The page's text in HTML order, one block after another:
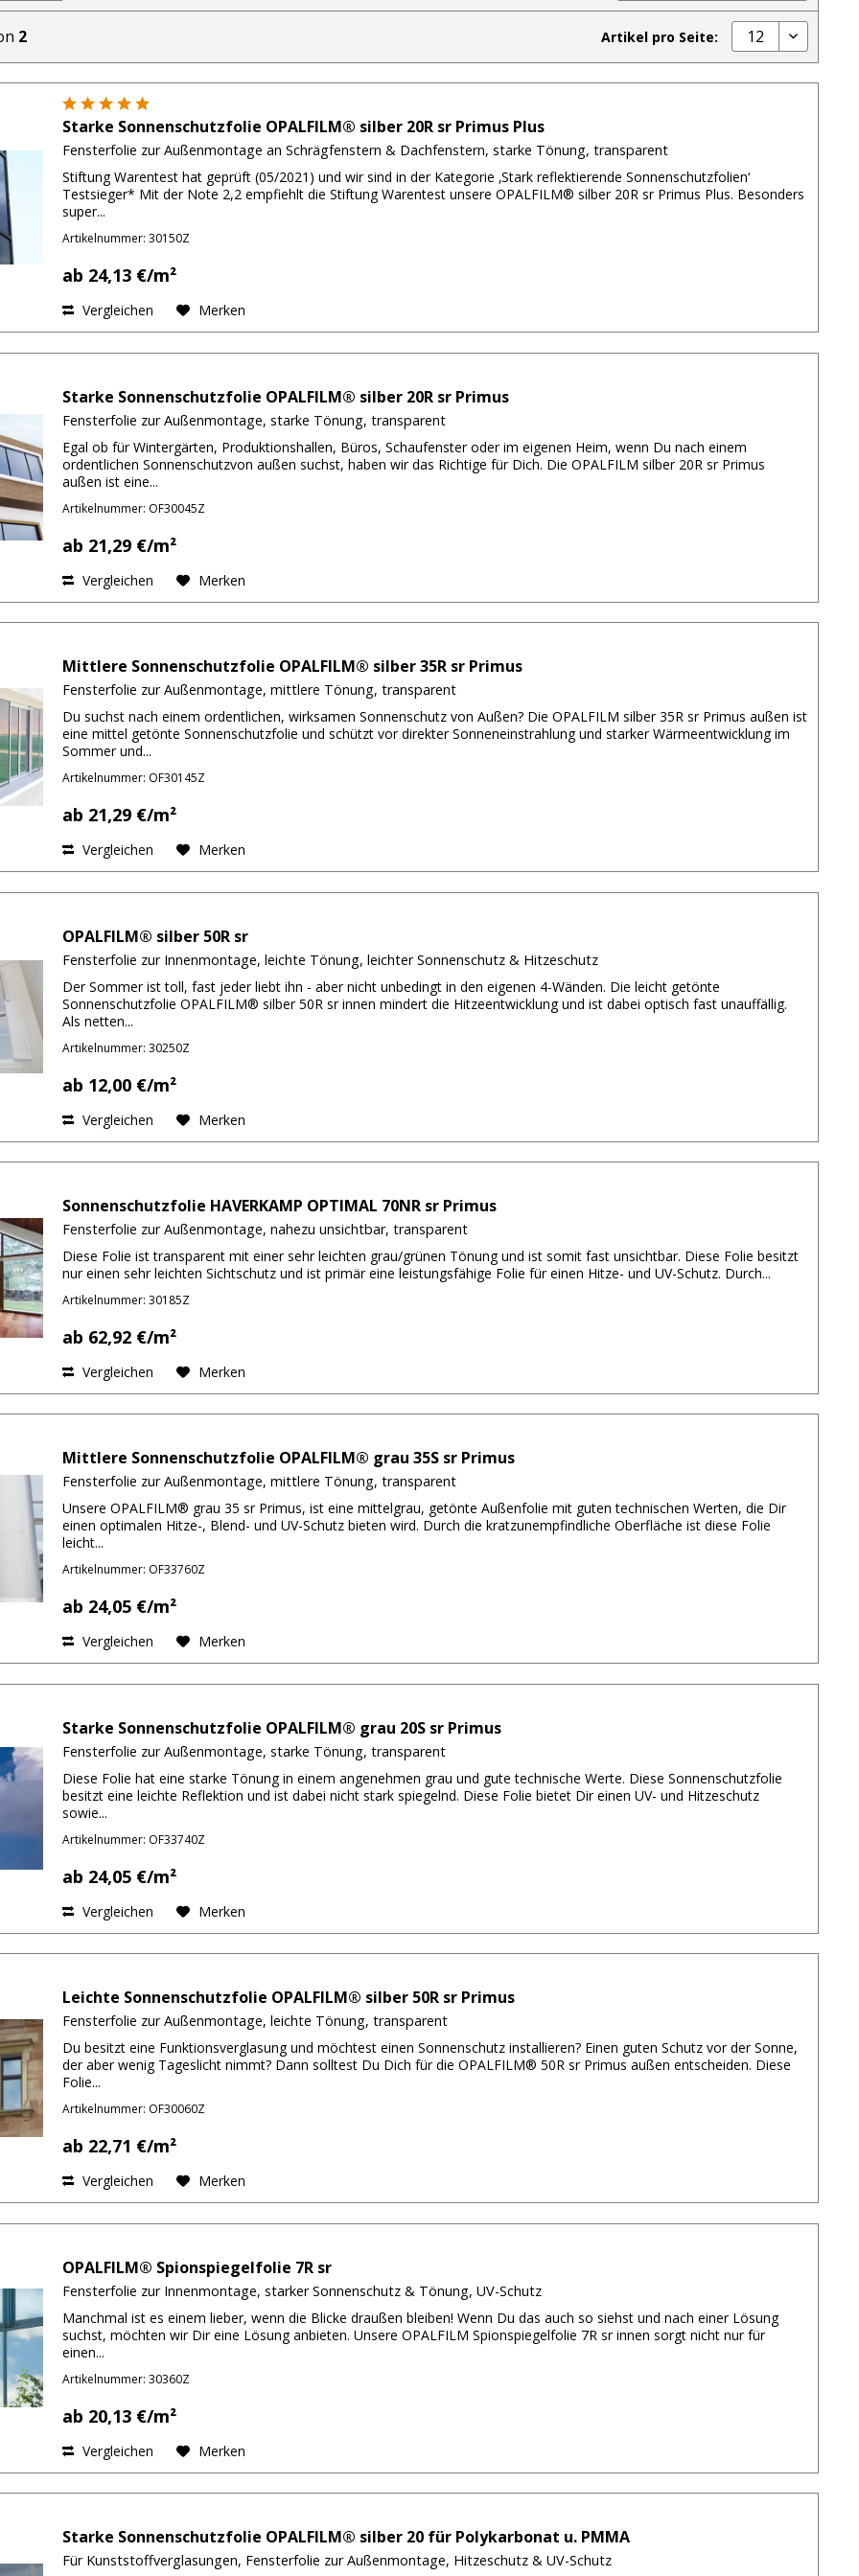
2 Artikel pro Seite: 12
Starke Sonnenschutzfolie OPALFILM® silber 20R sr Primus Plus
Fensterfolie zur Außenmontage an Schrägfenstern & Dachfenstern, starke Tönung, transparent
Stiftung Warentest hat geprüft (05/2021) und wir sind in der Kategorie ‚Stark reflektierende Sonnenschutzfolien‘
Testsieger* Mit der Note 2,2 empfiehlt die Stiftung Warentest unsere OPALFILM® silber 20R sr Primus Plus. Besonders
super...
Artikelnummer: 30150Z
ab 24,13 €/m²
Vergleichen Merken
Starke Sonnenschutzfolie OPALFILM® silber 20R sr Primus
Fensterfolie zur Außenmontage, starke Tönung, transparent
Egal ob für Wintergärten, Produktionshallen, Büros, Schaufenster oder im eigenen Heim, wenn Du nach einem
ordentlichen Sonnenschutzvon außen suchst, haben wir das Richtige für Dich. Die OPALFILM silber 20R sr Primus
außen ist eine...
Artikelnummer: OF30045Z
ab 21,29 €/m²
Vergleichen Merken
Mittlere Sonnenschutzfolie OPALFILM® silber 35R sr Primus
Fensterfolie zur Außenmontage, mittlere Tönung, transparent
Du suchst nach einem ordentlichen, wirksamen Sonnenschutz von Außen? Die OPALFILM silber 35R sr Primus außen ist
eine mittel getönte Sonnenschutzfolie und schützt vor direkter Sonneneinstrahlung und starker Wärmeentwicklung im
Sommer und...
Artikelnummer: OF30145Z
ab 21,29 €/m²
Vergleichen Merken
OPALFILM® silber 50R sr
Fensterfolie zur Innenmontage, leichte Tönung, leichter Sonnenschutz & Hitzeschutz
Der Sommer ist toll, fast jeder liebt ihn - aber nicht unbedingt in den eigenen 4-Wänden. Die leicht getönte
Sonnenschutzfolie OPALFILM® silber 50R sr innen mindert die Hitzeentwicklung und ist dabei optisch fast unauffällig.
Als netten...
Artikelnummer: 30250Z
ab 12,00 €/m²
Vergleichen Merken
Sonnenschutzfolie HAVERKAMP OPTIMAL 70NR sr Primus
Fensterfolie zur Außenmontage, nahezu unsichtbar, transparent
Diese Folie ist transparent mit einer sehr leichten grau/grünen Tönung und ist somit fast unsichtbar. Diese Folie besitzt
nur einen sehr leichten Sichtschutz und ist primär eine leistungsfähige Folie für einen Hitze- und UV-Schutz. Durch...
Artikelnummer: 30185Z
ab 62,92 €/m²
Vergleichen Merken
Mittlere Sonnenschutzfolie OPALFILM® grau 35S sr Primus
Fensterfolie zur Außenmontage, mittlere Tönung, transparent
Unsere OPALFILM® grau 35 sr Primus, ist eine mittelgrau, getönte Außenfolie mit guten technischen Werten, die Dir
einen optimalen Hitze-, Blend- und UV-Schutz bieten wird. Durch die kratzunempfindliche Oberfläche ist diese Folie
leicht...
Artikelnummer: OF33760Z
ab 24,05 €/m²
Vergleichen Merken
Starke Sonnenschutzfolie OPALFILM® grau 20S sr Primus
Fensterfolie zur Außenmontage, starke Tönung, transparent
Diese Folie hat eine starke Tönung in einem angenehmen grau und gute technische Werte. Diese Sonnenschutzfolie
besitzt eine leichte Reflektion und ist dabei nicht stark spiegelnd. Diese Folie bietet Dir einen UV- und Hitzeschutz
sowie...
Artikelnummer: OF33740Z
ab 24,05 €/m²
Vergleichen Merken
Leichte Sonnenschutzfolie OPALFILM® silber 50R sr Primus
Fensterfolie zur Außenmontage, leichte Tönung, transparent
Du besitzt eine Funktionsverglasung und möchtest einen Sonnenschutz installieren? Einen guten Schutz vor der Sonne,
der aber wenig Tageslicht nimmt? Dann solltest Du Dich für die OPALFILM® 50R sr Primus außen entscheiden. Diese
Folie...
Artikelnummer: OF30060Z
ab 22,71 €/m²
Vergleichen Merken
OPALFILM® Spionspiegelfolie 7R sr
Fensterfolie zur Innenmontage, starker Sonnenschutz & Tönung, UV-Schutz
Manchmal ist es einem lieber, wenn die Blicke draußen bleiben! Wenn Du das auch so siehst und nach einer Lösung
suchst, möchten wir Dir eine Lösung anbieten. Unsere OPALFILM Spionspiegelfolie 7R sr innen sorgt nicht nur für
einen...
Artikelnummer: 30360Z
ab 20,13 €/m²
Vergleichen Merken
Starke Sonnenschutzfolie OPALFILM® silber 20 für Polykarbonat u. PMMA
Für Kunststoffverglasungen, Fensterfolie zur Außenmontage, Hitzeschutz & UV-Schutz